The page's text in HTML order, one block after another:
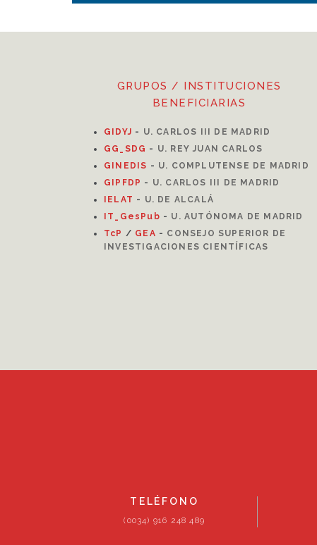
GRUPOS / INSTITUCIONES
BENEFICIARIAS
GIDYJ - U. CARLOS III DE MADRID
GG_SDG - U. REY JUAN CARLOS
GINEDIS - U. COMPLUTENSE DE MADRID
GIPFDP - U. CARLOS III DE MADRID
ELAT - U. DE ALCALÁ
IT_GesPub - U. AUTÓNOMA DE MADRID
TcP / GEA - CONSEJO SUPERIOR DE
INVESTIGACIONES CIENTÍFICAS
TELÉFONO
(0034) 916 248 489